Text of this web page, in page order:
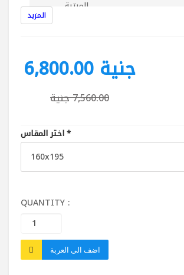
طبقات الحشو :
8 سم
الاستخدام على الوجهين : نعم
المزيد
6,800.00 جنية
7,560.00 جنية
*
QUANTITY :
اضف الى العربة